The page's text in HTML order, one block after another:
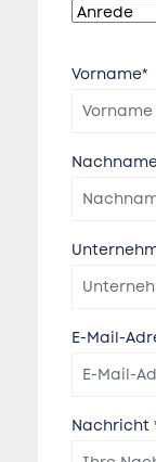
Vorname*
E-Mail-
Nachricht